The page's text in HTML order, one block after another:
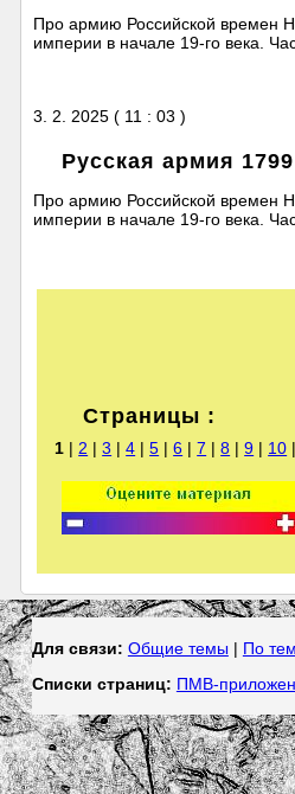
Про армию Российской времен
империи в начале 19-го века.
3. 2. 2025 ( 11 : 03 )
Русская армия
Про армию Российской времен
империи в начале 19-го века.
Страницы :
1 | 2 |3 |4 |5 |6 |7 |8 |9 | 10 |
Для связи: Общие темы | По
Списки страниц: ПМВ-